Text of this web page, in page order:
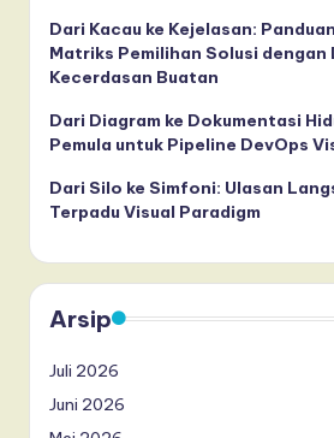
Dari Kacau ke Kejelasan:
Matriks Pemilihan Solusi dengan
Kecerdasan Buatan
Dari Diagram ke Dokumentasi
Pemula untuk Pipeline DevOps
Dari Silo ke Simfoni: Ulasan
Terpadu Visual Paradigm
Arsip
Juli 2026
Juni 2026